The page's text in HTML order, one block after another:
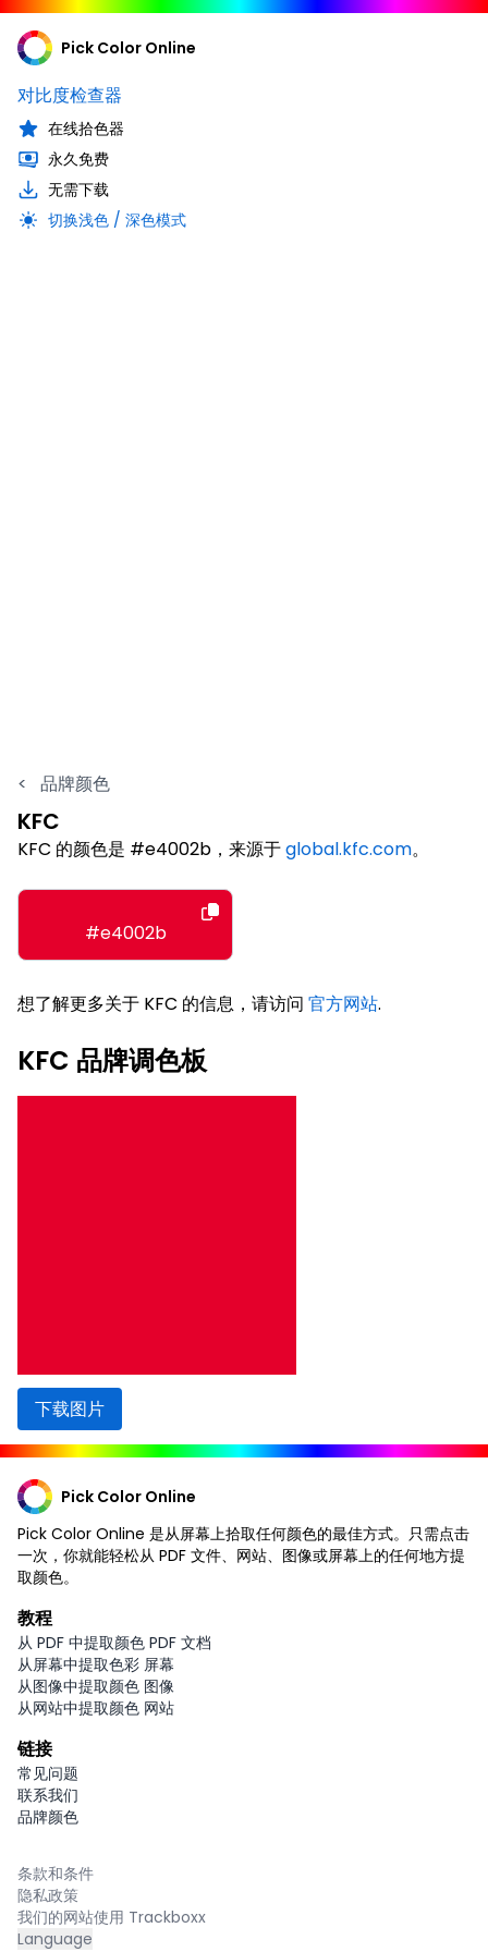
Pick Color Online
对比度检查器
在线拾色器
永久免费
无需下载
切换浅色 / 深色模式
< 品牌颜色
KFC
KFC 的颜色是 #e4002b，来源于global.kfc.com。
#e4002b
想了解更多关于 KFC 的信息，请访问 官方网站.
KFC 品牌调色板
下载图片
Pick Color Online
Pick Color Online 是从屏幕上拾取任何颜色的最佳方式。只需点击
一次，你就能轻松从 PDF 文件、网站、图像或屏幕上的任何地方提
取颜色。
教程
从 PDF 中提取颜色 PDF 文档
从屏幕中提取色彩 屏幕
从图像中提取颜色 图像
从网站中提取颜色 网站
链接
常见问题
联系我们
品牌颜色
条款和条件
隐私政策
我们的网站使用 Trackboxx
Language